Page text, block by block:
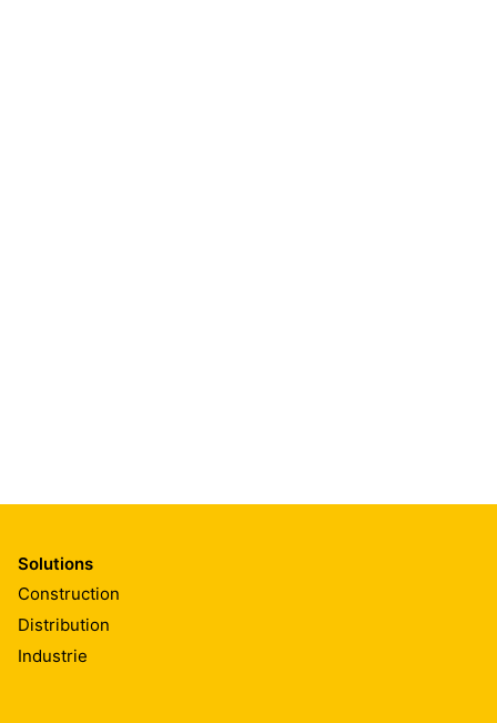
Solutions
Construction
Distribution
Industrie